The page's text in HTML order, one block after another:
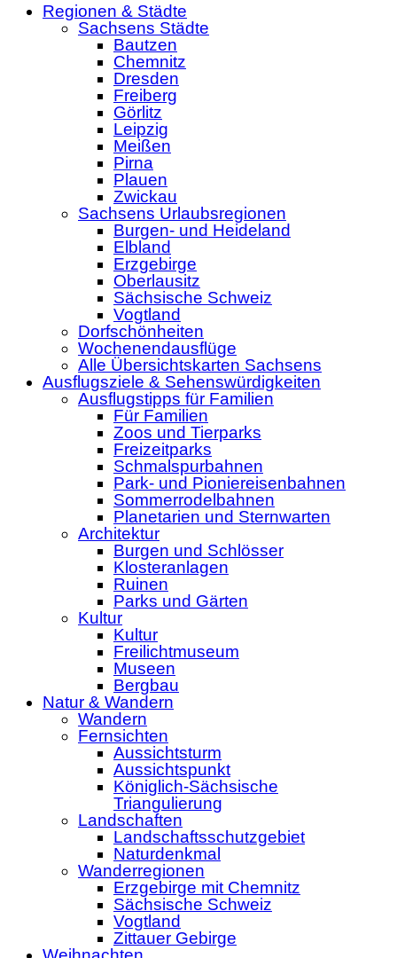
Regionen & Städte
Sachsens Städte
Bautzen
Chemnitz
Dresden
Freiberg
Görlitz
Leipzig
Meißen
Pirna
Plauen
Zwickau
Sachsens Urlaubsregionen
Burgen- und Heideland
Elbland
Erzgebirge
Oberlausitz
Sächsische Schweiz
Vogtland
Dorfschönheiten
Wochenendausflüge
Alle Übersichtskarten Sachsens
Ausflugsziele & Sehenswürdigkeiten
Ausflugstipps für Familien
Für Familien
Zoos und Tierparks
Freizeitparks
Schmalspurbahnen
Park- und Pioniereisenbahnen
Sommerrodelbahnen
Planetarien und Sternwarten
Architektur
Burgen und Schlösser
Klosteranlagen
Ruinen
Parks und Gärten
Kultur
Kultur
Freilichtmuseum
Museen
Bergbau
Natur & Wandern
Wandern
Fernsichten
Aussichtsturm
Aussichtspunkt
Königlich-Sächsische
Triangulierung
Landschaften
Landschaftsschutzgebiet
Naturdenkmal
Wanderregionen
Erzgebirge mit Chemnitz
Sächsische Schweiz
Vogtland
Zittauer Gebirge